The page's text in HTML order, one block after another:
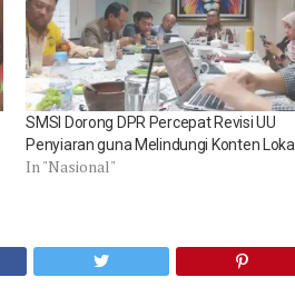
SMSI Dorong DPR Percepat Revisi UU
Penyiaran guna Melindungi Konten Lokal
In "Nasional"